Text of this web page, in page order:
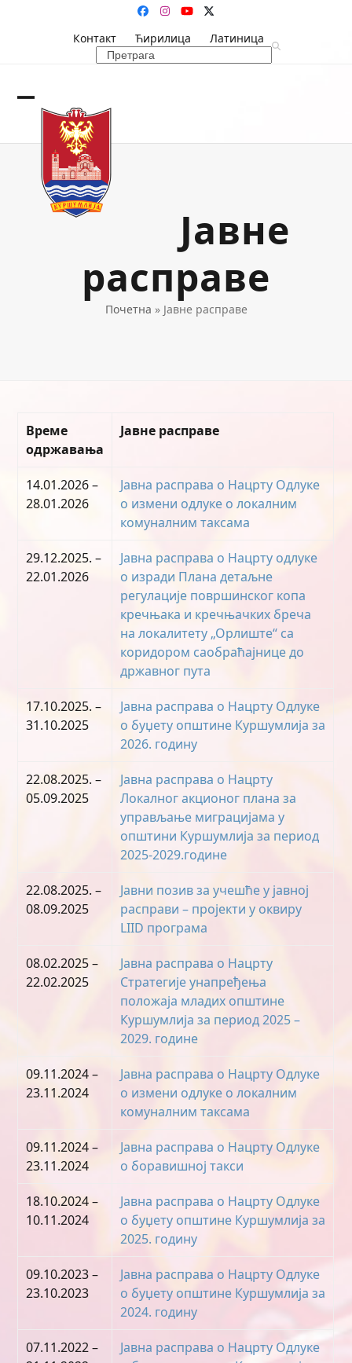
Facebook
Instagram
YouTubeTwitter
Контакт
Ћирилица
Латиница
Search
Open
mobile
menu
Close
mobile
menu
Јавне
расправе
Почетна » Јавне расправе
Време
одржавања
Јавне расправе
14.01.2026 –
28.01.2026
Јавна расправа о Нацрту Одлуке
о измени одлуке о локалним
комуналним таксама
29.12.2025. –
22.01.2026
Јавна расправа о Нацрту одлуке
о изради Плана детаљне
регулације површинског копа
кречњака и кречњачких бреча
на локалитету „Орлиште“ са
коридором саобраћајнице до
државног пута
17.10.2025. –
31.10.2025
Јавна расправа о Нацрту Oдлуке
о буџету општине Куршумлија за
2026. годину
22.08.2025. –
05.09.2025
Јавна расправа о Нацрту
Локалног акционог плана за
управљање миграцијама у
општини Куршумлија за период
2025-2029.године
22.08.2025. –
08.09.2025
Јавни позив за учешће у јавној
расправи – пројекти у оквиру
LIID програма
08.02.2025 –
22.02.2025
Јавна расправа о Нацрту
Стратегије унапређења
положаја младих општине
Куршумлија за период 2025 –
2029. године
09.11.2024 –
23.11.2024
Јавна расправа о Нацрту Одлуке
о измени одлуке о локалним
комуналним таксама
09.11.2024 –
23.11.2024
Јавна расправа о Нацрту Одлуке
о боравишној такси
18.10.2024 –
10.11.2024
Јавна расправа о Нацрту Oдлуке
о буџету општине Куршумлија за
2025. годину
09.10.2023 –
23.10.2023
Јавна расправа о Нацрту Oдлуке
о буџету општине Куршумлија за
2024. годину
07.11.2022 –
Јавна расправа о Нацрту Oдлуке